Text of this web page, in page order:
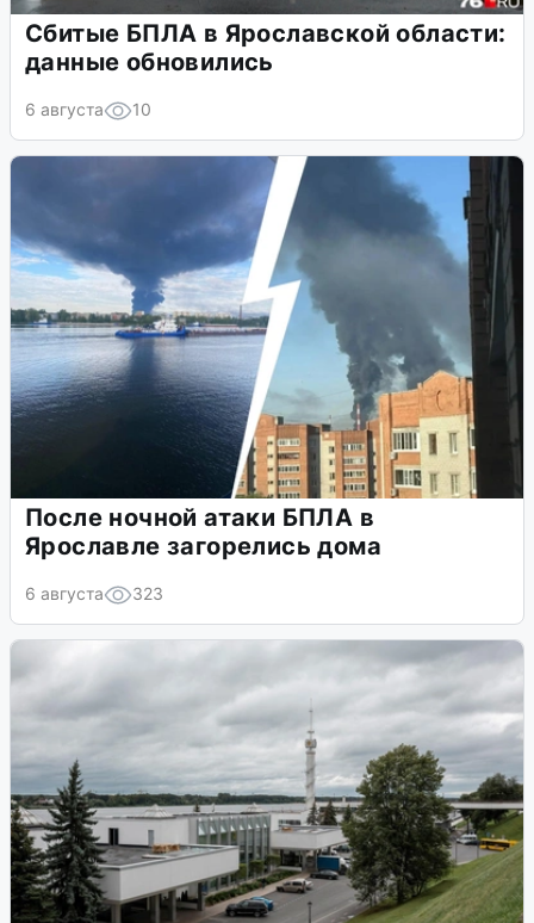
Сбитые БПЛА в Ярославской области:
данные обновились
6 августа 10
После ночной атаки БПЛА в
Ярославле загорелись дома
6 августа 323